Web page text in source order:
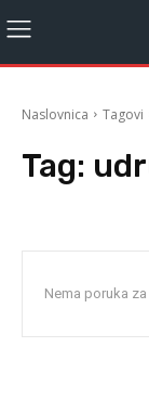
Naslovnica Tagovi
Tag:
Nema poruka